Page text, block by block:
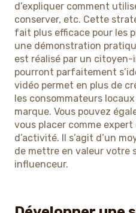
d’expliquer comment
conserver, etc. Cette
fait plus efficace pour les
une démonstration
est réalisé par un
pourront parfaitement
vidéo permet en plus de
les consommateurs
marque. Vous pouvez
vous placer comme
d’activité. Il s’agit d’un
de mettre en valeur votre
influenceur.